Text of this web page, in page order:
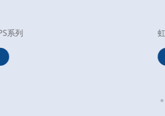
系列